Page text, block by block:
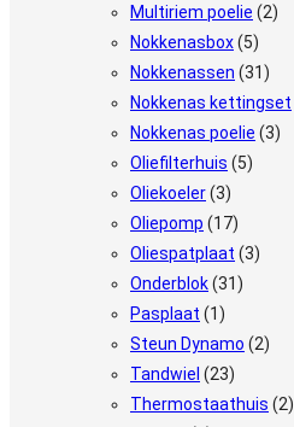
Multiriem poelie (2)
Nokkenasbox(5)
Nokkenassen (31)
Nokkenas kettingset
Nokkenas poelie (3)
Oliefilterhuis (5)
Oliekoeler(3)
Oliepomp (17)
Oliespatplaat (3)
Onderblok(31)
Pasplaat (1)
Steun Dynamo (2)
Tandwiel (23)
Thermostaathuis (2)